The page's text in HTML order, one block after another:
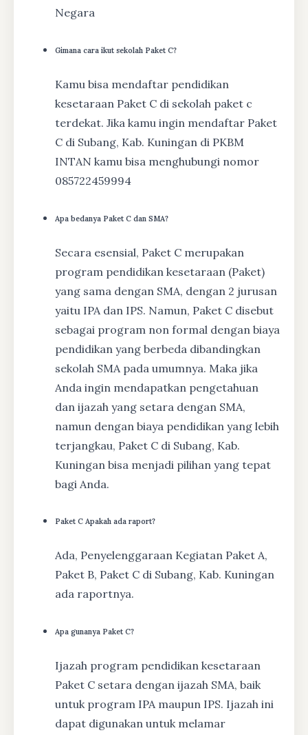
Negara
Gimana cara ikut sekolah Paket C?
Kamu bisa mendaftar pendidikan
kesetaraan Paket C di sekolah paket c
terdekat. Jika kamu ingin mendaftar Paket
C di Subang, Kab. Kuningan di PKBM
INTAN kamu bisa menghubungi nomor
085722459994
Apa bedanya Paket C dan SMA?
Secara esensial, Paket C merupakan
program pendidikan kesetaraan (Paket)
yang sama dengan SMA, dengan 2 jurusan
yaitu IPA dan IPS. Namun, Paket C disebut
sebagai program non formal dengan biaya
pendidikan yang berbeda dibandingkan
sekolah SMA pada umumnya. Maka jika
Anda ingin mendapatkan pengetahuan
dan ijazah yang setara dengan SMA,
namun dengan biaya pendidikan yang lebih
terjangkau, Paket C di Subang, Kab.
Kuningan bisa menjadi pilihan yang tepat
bagi Anda.
Paket C Apakah ada raport?
Ada, Penyelenggaraan Kegiatan Paket A,
Paket B, Paket C di Subang, Kab. Kuningan
ada raportnya.
Apa gunanya Paket C?
Ijazah program pendidikan kesetaraan
Paket C setara dengan ijazah SMA, baik
untuk program IPA maupun IPS. Ijazah ini
dapat digunakan untuk melamar